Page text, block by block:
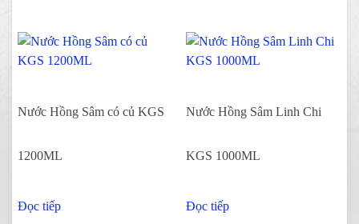
Nước Hồng Sâm có củ KGS
1200ML
Đọc tiếp
Nước Hồng Sâm Linh Chi
KGS 1000ML
Đọc tiếp